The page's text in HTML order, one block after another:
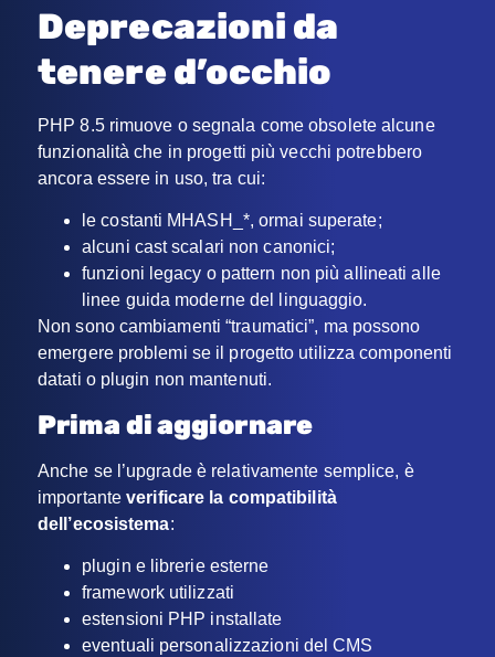
Deprecazioni da
tenere d’occhio
PHP 8.5 rimuove o segnala come obsolete alcune
funzionalità che in progetti più vecchi potrebbero
ancora essere in uso, tra cui:
le costanti MHASH_*, ormai superate;
alcuni cast scalari non canonici;
funzioni legacy o pattern non più allineati alle
linee guida moderne del linguaggio.
Non sono cambiamenti “traumatici”, ma possono
emergere problemi se il progetto utilizza componenti
datati o plugin non mantenuti.
Prima di aggiornare
Anche se l’upgrade è relativamente semplice, è
importanteverificare la compatibilità
dell’ecosistema:
plugin e librerie esterne
framework utilizzati
estensioni PHP installate
eventuali personalizzazioni del CMS